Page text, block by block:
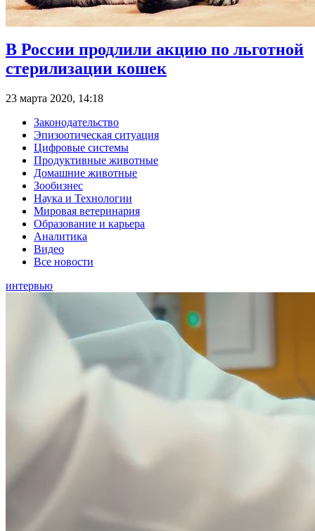
В России продлили акцию по льготной
стерилизации кошек
23 марта 2020, 14:18
Законодательство
Эпизоотическая ситуация
Цифровые системы
Продуктивные животные
Домашние животные
Зообизнес
Наука и Технологии
Мировая ветеринария
Образование и карьера
Аналитика
Видео
Все новости
интервью